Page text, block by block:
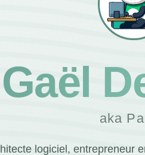
Gaël
aka
logiciel, entrepreneur